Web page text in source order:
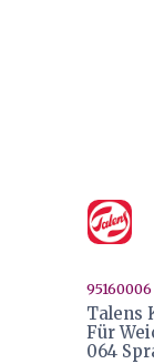
95160006
Talens
Für
064